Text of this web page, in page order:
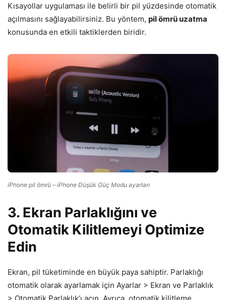
Kısayollar uygulaması ile belirli bir pil yüzdesinde otomatik
açılmasını sağlayabilirsiniz. Bu yöntem, pil ömrü uzatma
konusunda en etkili taktiklerden biridir.
iPhone pil ömrü – iPhone Düşük Güç Modu ayarları
3. Ekran Parlaklığını ve
Otomatik Kilitlemeyi Optimize
Edin
Ekran, pil tüketiminde en büyük paya sahiptir. Parlaklığı
otomatik olarak ayarlamak için Ayarlar > Ekran ve Parlaklık
> Otomatik Parlaklık’ı açın. Ayrıca, otomatik kilitleme